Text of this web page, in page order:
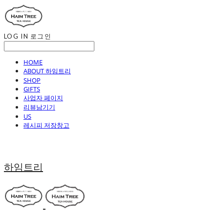
LOG IN 로그인
HOME
ABOUT 하임트리
SHOP
GIFTS
사업자 페이지
리뷰남기기
US
레시피 저장창고
하임트리